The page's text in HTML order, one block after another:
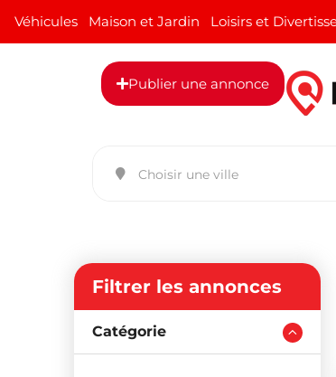
Véhicules Maison et Jardin Loisirs et
Publier une annonce
Filtrer les annonces
Catégorie